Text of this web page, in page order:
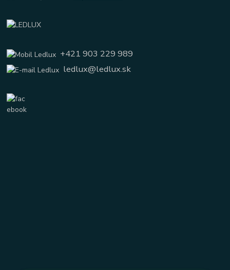
+421 903 229 989
ledlux@ledlux.sk